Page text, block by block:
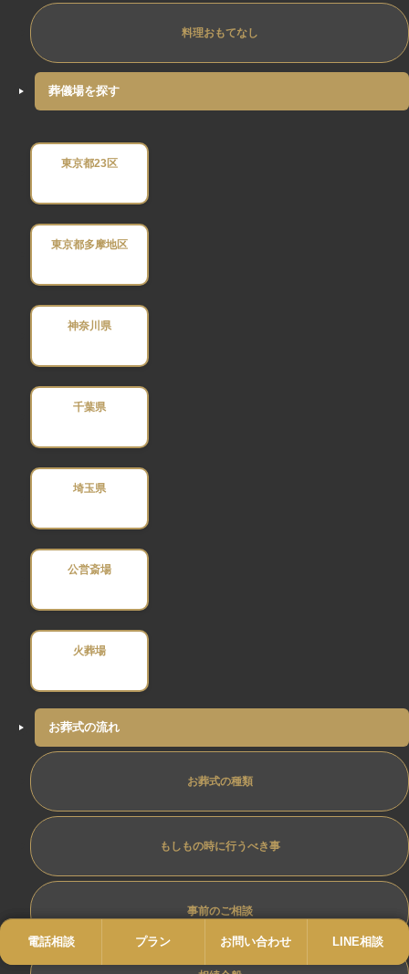
料理おもてなし
葬儀場を探す
東京都23区
東京都多摩地区
神奈川県
千葉県
埼玉県
公営斎場
火葬場
お葬式の流れ
お葬式の種類
もしもの時に行うべき事
事前のご相談
電話 プラン お問い合わせ LINE
電話相談 プラン お問い合わせ LINE相談